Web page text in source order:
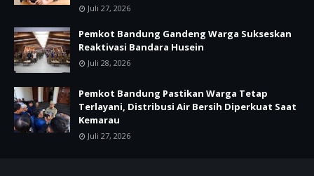
Juli 27, 2026
Pemkot Bandung Gandeng Warga Sukseskan
Reaktivasi Bandara Husein
Juli 28, 2026
Pemkot Bandung Pastikan Warga Tetap
Terlayani, Distribusi Air Bersih Diperkuat Saat
Kemarau
Juli 27, 2026